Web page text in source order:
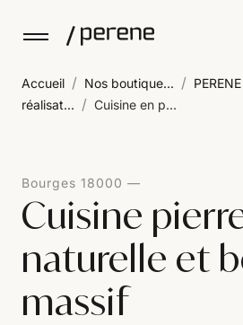
Accueil / Nos boutique... /
réalisat... / Cuisine en p...
Bourges 18000
Cuisine
naturelle et
massif